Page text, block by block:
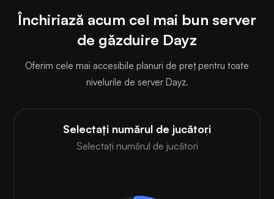
Închiriază acum cel mai bun server
de găzduire Dayz
Oferim cele mai accesibile planuri de preț pentru toate
nivelurile de server Dayz.
Selectați numărul de jucători
Selectați numărul de jucători